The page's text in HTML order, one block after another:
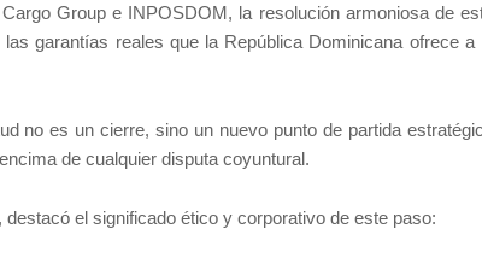
Group e INPOSDOM, la resolución armoniosa de
garantías reales que la República Dominicana ofrece a
no es un cierre, sino un nuevo punto de partida
de cualquier disputa coyuntural.
el significado ético y corporativo de este paso: